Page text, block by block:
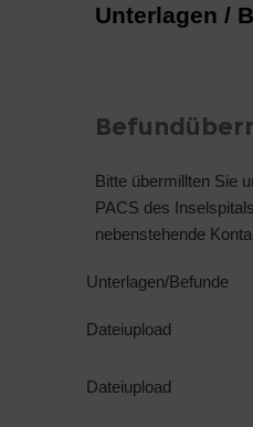
Unterlagen /
Bitte übermillten Sie uns relevante
PACS des Inselspitals. Falls die Übermittlung nicht möglich ist senden Sie uns die Unterlagen/CDs per
nebenstehende
Unterlagen/Befunde
Dateiupload
Dateiupload